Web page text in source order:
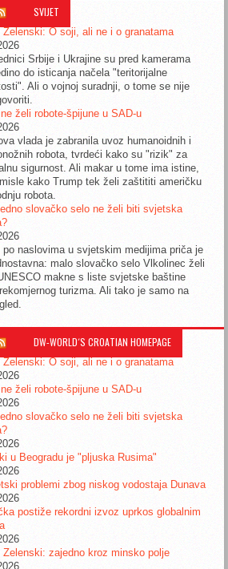
SVIJET
O soji, ali ne i o granatama
Srbije i Ukrajine su pred kamerama
do isticanja načela "teritorijalne
Ali o vojnoj suradnji, o tome se nije
želi robote-špijune u SAD-u
vlada je zabranila uvoz humanoidnih i
robota, tvrdeći kako su "rizik" za
sigurnost. Ali makar u tome ima istine,
kako Trump tek želi zaštititi američku
robota.
slovačko selo ne želi biti svjetska
po naslovima u svjetskim medijima priča je
malo slovačko selo Vlkolinec želi
makne s liste svjetske baštine
turizma. Ali tako je samo na
DW-WORLD´S CROATIAN HOMEPAGE
O soji, ali ne i o granatama
želi robote-špijune u SAD-u
slovačko selo ne želi biti svjetska
u Beogradu je "pljuska Rusima"
problemi zbog niskog vodostaja Dunava
postiže rekordni izvoz uprkos globalnim
zajedno kroz minsko polje